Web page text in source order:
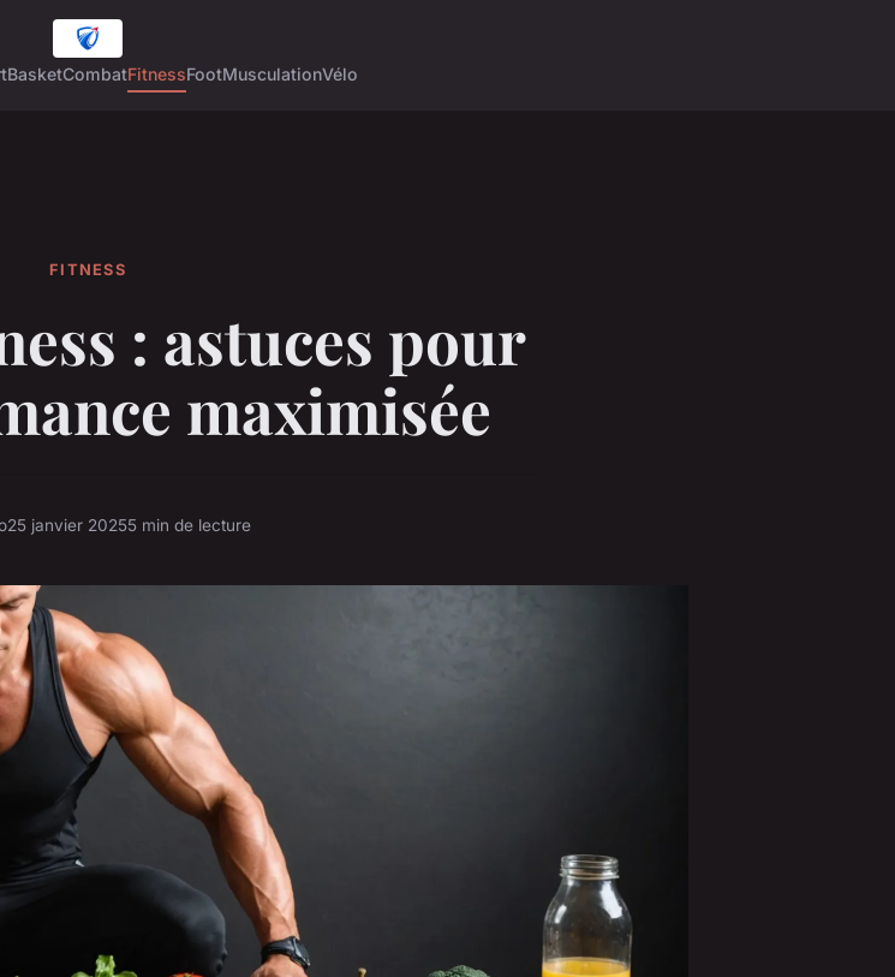
BasketCombatFitnessFootMusculationVélo
FITNESS
: astuces pour
maximisée
25 janvier 20255 min de lecture